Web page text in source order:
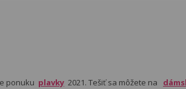
ponuku plavky 2021. Tešiť sa môžete na